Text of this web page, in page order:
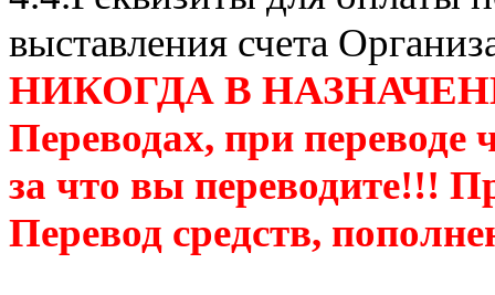
выставления счета
НИКОГДА В
Переводах, при переводе
за что вы переводите!!!
Перевод средств,